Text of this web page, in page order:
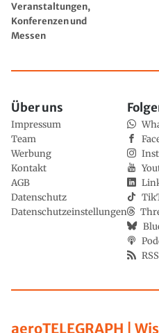
Veranstaltungen,
Konferenzen und
Messen
aeroTELEGRAPH |
Über uns
Impressum
Team
Werbung
Kontakt
AGB
Datenschutz
Datenschutzeinstellungen
RSS